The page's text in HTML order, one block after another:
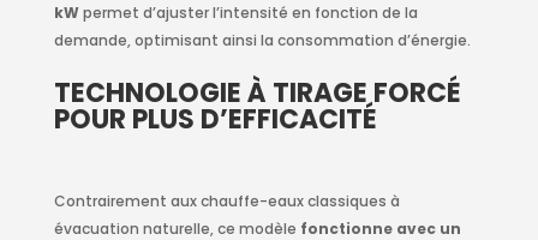
kWpermet d’ajuster l’intensité en fonction de la
demande, optimisant ainsi la consommation d’énergie.
TECHNOLOGIE À TIRAGE FORCÉ
POUR PLUS D’EFFICACITÉ
Contrairement aux chauffe-eaux classiques à
évacuation naturelle, ce modèle fonctionne avec un